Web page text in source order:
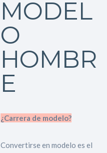
MODEL
O
HOMBR
E
¿Carrera de modelo?
Convertirse en modelo es el